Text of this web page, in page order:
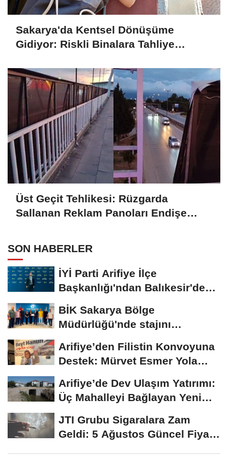
Sakarya'da Kentsel Dönüşüme
Gidiyor: Riskli Binalara Tahliye
Üst Geçit Tehlikesi: Rüzgarda
Sallanan Reklam Panoları Endişe
SON HABERLER
İYİ Parti Arifiye İlçe
Başkanlığı'ndan Balıkesir'deki
Büyük...
BİK Sakarya Bölge
Müdürlüğü'nde stajını
Arifiye’den Filistin Konvoyuna
Destek: Mürvet Esmer Yola
Arifiye’de Dev Ulaşım Yatırımı:
Üç Mahalleyi Bağlayan Yeni
JTI Grubu Sigaralara Zam
Geldi: 5 Ağustos Güncel Fiyat